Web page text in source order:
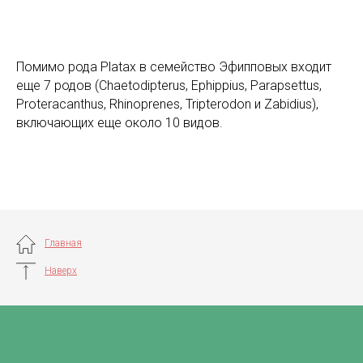
Помимо рода Platax в семейство Эфипповых входит
еще 7 родов (Chaetodipterus, Ephippius, Parapsettus,
Proteracanthus, Rhinoprenes, Tripterodon и Zabidius),
включающих еще около 10 видов.
Главная
Наверх